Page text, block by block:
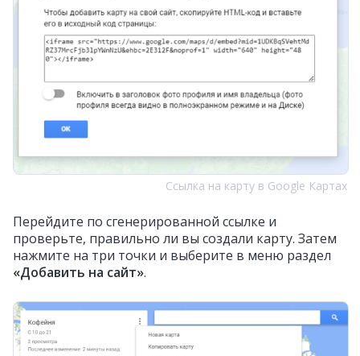
Ссылка на карту в Google Картах
Перейдите по сгенерированной ссылке и
проверьте, правильно ли вы создали карту. Затем
нажмите на три точки и выберите в меню раздел
«Добавить на сайт».